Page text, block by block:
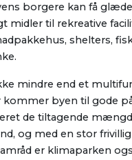
borgere kan få glæde
midler til rekreative
shelters,
mindre end et
kommer byen til gode
de tiltagende
og med en stor
er klimaparken